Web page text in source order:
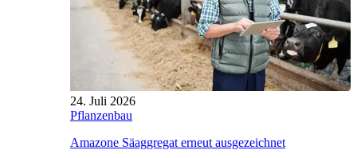
24. Juli 2026
Pflanzenbau
Amazone Säaggregat erneut ausgezeichnet